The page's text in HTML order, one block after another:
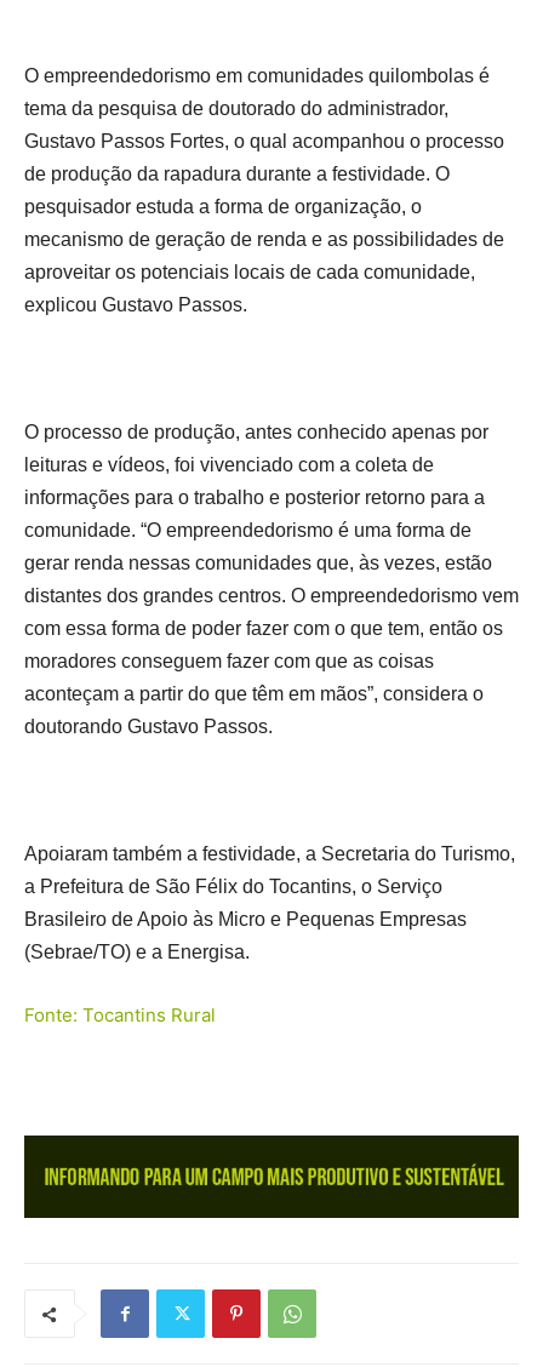
O empreendedorismo em comunidades quilombolas é
tema da pesquisa de doutorado do administrador,
Gustavo Passos Fortes, o qual acompanhou o processo
de produção da rapadura durante a festividade. O
pesquisador estuda a forma de organização, o
mecanismo de geração de renda e as possibilidades de
aproveitar os potenciais locais de cada comunidade,
explicou Gustavo Passos.
O processo de produção, antes conhecido apenas por
leituras e vídeos, foi vivenciado com a coleta de
informações para o trabalho e posterior retorno para a
comunidade. “O empreendedorismo é uma forma de
gerar renda nessas comunidades que, às vezes, estão
distantes dos grandes centros. O empreendedorismo vem
com essa forma de poder fazer com o que tem, então os
moradores conseguem fazer com que as coisas
aconteçam a partir do que têm em mãos”, considera o
doutorando Gustavo Passos.
Apoiaram também a festividade, a Secretaria do Turismo,
a Prefeitura de São Félix do Tocantins, o Serviço
Brasileiro de Apoio às Micro e Pequenas Empresas
(Sebrae/TO) e a Energisa.
Fonte: Tocantins Rural